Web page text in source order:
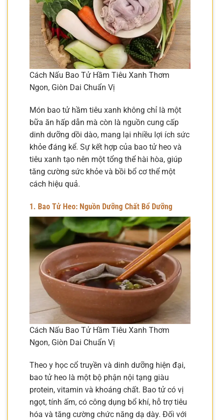
Cách Nấu Bao Tử Hầm Tiêu Xanh Thơm
Ngon, Giòn Dai Chuẩn Vị
Món bao tử hầm tiêu xanh không chỉ là một
bữa ăn hấp dẫn mà còn là nguồn cung cấp
dinh dưỡng dồi dào, mang lại nhiều lợi ích sức
khỏe đáng kể. Sự kết hợp của bao tử heo và
tiêu xanh tạo nên một tổng thể hài hòa, giúp
tăng cường sức khỏe và bồi bổ cơ thể một
cách hiệu quả.
1. Bao Tử Heo: Nguồn Dưỡng Chất Bổ Dưỡng
Cách Nấu Bao Tử Hầm Tiêu Xanh Thơm
Ngon, Giòn Dai Chuẩn Vị
Theo y học cổ truyền và dinh dưỡng hiện đại,
bao tử heo là một bộ phận nội tạng giàu
protein, vitamin và khoáng chất. Bao tử có vị
ngọt, tính ấm, có công dụng bổ khí, hỗ trợ tiêu
hóa và tăng cường chức năng dạ dày. Đối với